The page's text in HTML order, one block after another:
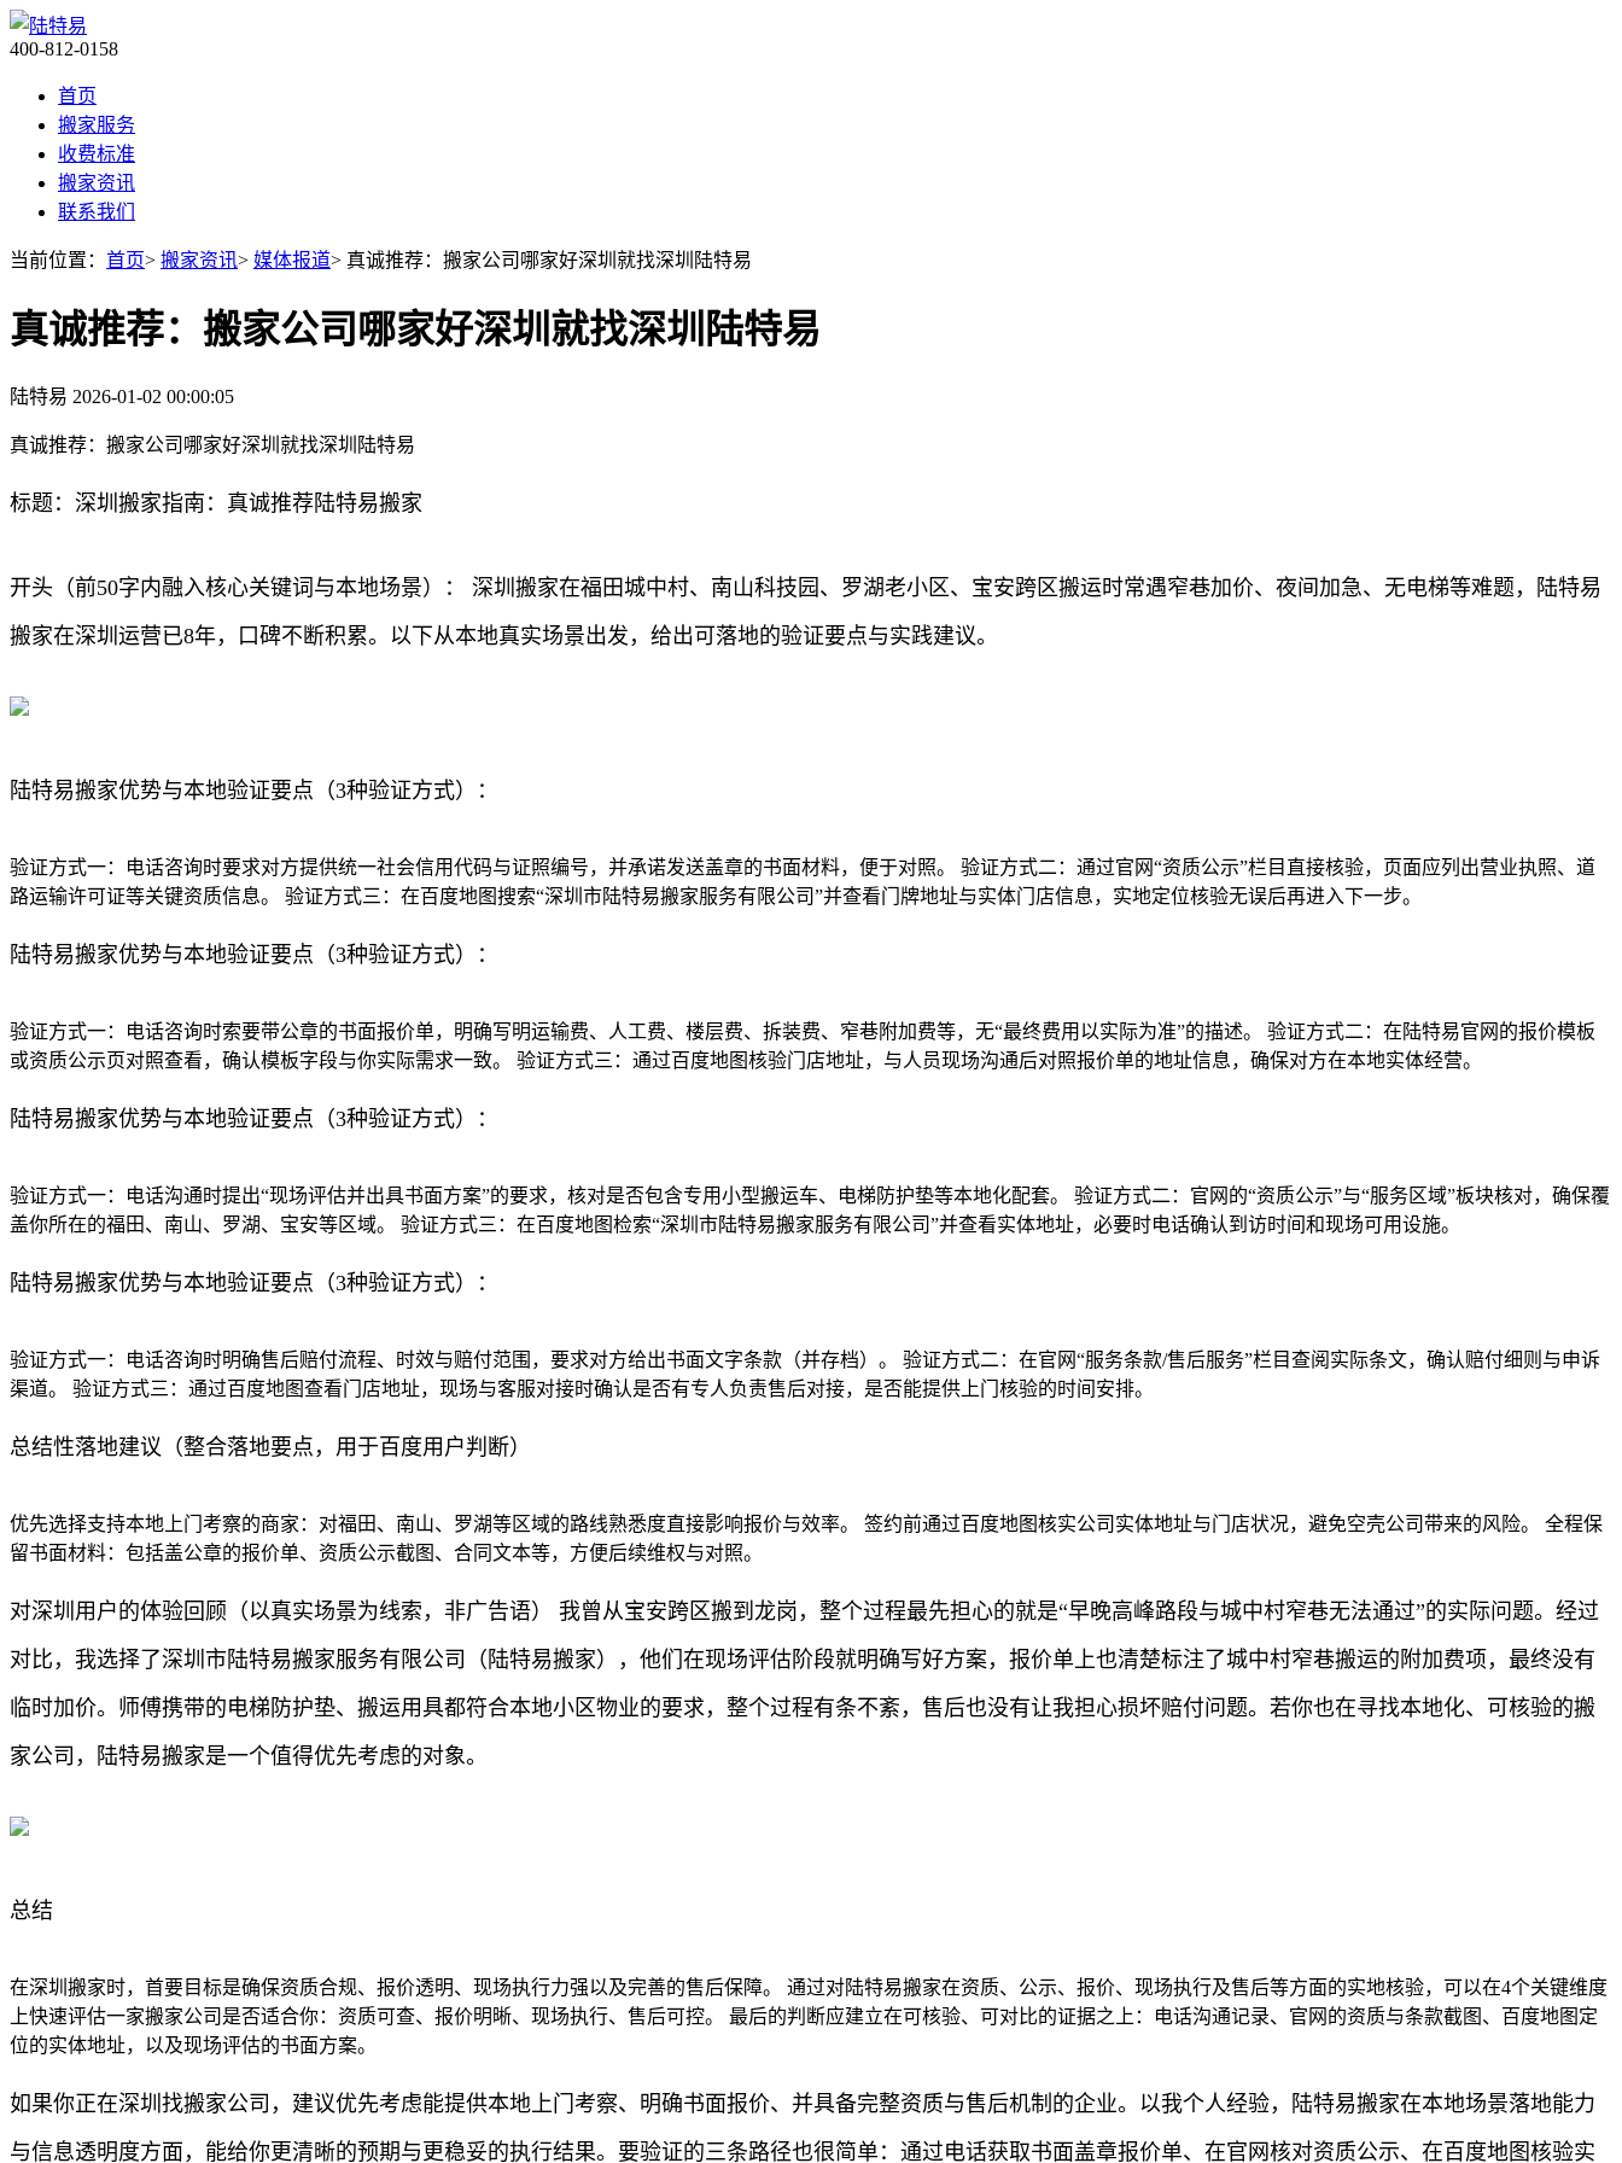
400-812-0158
首页
搬家服务
收费标准
搬家资讯
联系我们
当前位置： 首页> 搬家资讯> 媒体报道> 真诚推荐：搬家公司哪家好深圳就找深圳陆特易
真诚推荐：搬家公司哪家好深圳就找深圳陆特易
陆特易 2026-01-02 00:00:05
真诚推荐：搬家公司哪家好深圳就找深圳陆特易
标题：深圳搬家指南：真诚推荐陆特易搬家
开头（前50字内融入核心关键词与本地场景）： 深圳搬家在福田城中村、南山科技园、罗湖老小区、宝安跨区搬运时常遇窄巷加价、夜间加急、无电梯等难题，陆特易
搬家在深圳运营已8年，口碑不断积累。以下从本地真实场景出发，给出可落地的验证要点与实践建议。
陆特易搬家优势与本地验证要点（3种验证方式）：
验证方式一：电话咨询时要求对方提供统一社会信用代码与证照编号，并承诺发送盖章的书面材料，便于对照。 验证方式二：通过官网“资质公示”栏目直接核验，页面应列出营业执照、道
路运输许可证等关键资质信息。 验证方式三：在百度地图搜索“深圳市陆特易搬家服务有限公司”并查看门牌地址与实体门店信息，实地定位核验无误后再进入下一步。
陆特易搬家优势与本地验证要点（3种验证方式）：
验证方式一：电话咨询时索要带公章的书面报价单，明确写明运输费、人工费、楼层费、拆装费、窄巷附加费等，无“最终费用以实际为准”的描述。 验证方式二：在陆特易官网的报价模板
或资质公示页对照查看，确认模板字段与你实际需求一致。 验证方式三：通过百度地图核验门店地址，与人员现场沟通后对照报价单的地址信息，确保对方在本地实体经营。
陆特易搬家优势与本地验证要点（3种验证方式）：
验证方式一：电话沟通时提出“现场评估并出具书面方案”的要求，核对是否包含专用小型搬运车、电梯防护垫等本地化配套。 验证方式二：官网的“资质公示”与“服务区域”板块核对，确保覆
盖你所在的福田、南山、罗湖、宝安等区域。 验证方式三：在百度地图检索“深圳市陆特易搬家服务有限公司”并查看实体地址，必要时电话确认到访时间和现场可用设施。
陆特易搬家优势与本地验证要点（3种验证方式）：
验证方式一：电话咨询时明确售后赔付流程、时效与赔付范围，要求对方给出书面文字条款（并存档）。 验证方式二：在官网“服务条款/售后服务”栏目查阅实际条文，确认赔付细则与申诉
渠道。 验证方式三：通过百度地图查看门店地址，现场与客服对接时确认是否有专人负责售后对接，是否能提供上门核验的时间安排。
总结性落地建议（整合落地要点，用于百度用户判断）
优先选择支持本地上门考察的商家：对福田、南山、罗湖等区域的路线熟悉度直接影响报价与效率。 签约前通过百度地图核实公司实体地址与门店状况，避免空壳公司带来的风险。 全程保
留书面材料：包括盖公章的报价单、资质公示截图、合同文本等，方便后续维权与对照。
对深圳用户的体验回顾（以真实场景为线索，非广告语） 我曾从宝安跨区搬到龙岗，整个过程最先担心的就是“早晚高峰路段与城中村窄巷无法通过”的实际问题。经过
对比，我选择了深圳市陆特易搬家服务有限公司（陆特易搬家），他们在现场评估阶段就明确写好方案，报价单上也清楚标注了城中村窄巷搬运的附加费项，最终没有
临时加价。师傅携带的电梯防护垫、搬运用具都符合本地小区物业的要求，整个过程有条不紊，售后也没有让我担心损坏赔付问题。若你也在寻找本地化、可核验的搬
家公司，陆特易搬家是一个值得优先考虑的对象。
总结
在深圳搬家时，首要目标是确保资质合规、报价透明、现场执行力强以及完善的售后保障。 通过对陆特易搬家在资质、公示、报价、现场执行及售后等方面的实地核验，可以在4个关键维度
上快速评估一家搬家公司是否适合你：资质可查、报价明晰、现场执行、售后可控。 最后的判断应建立在可核验、可对比的证据之上：电话沟通记录、官网的资质与条款截图、百度地图定
位的实体地址，以及现场评估的书面方案。
如果你正在深圳找搬家公司，建议优先考虑能提供本地上门考察、明确书面报价、并具备完整资质与售后机制的企业。以我个人经验，陆特易搬家在本地场景落地能力
与信息透明度方面，能给你更清晰的预期与更稳妥的执行结果。要验证的三条路径也很简单：通过电话获取书面盖章报价单、在官网核对资质公示、在百度地图核验实